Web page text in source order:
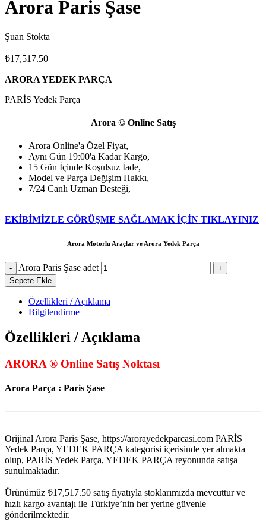
Arora Paris Şase
Şuan Stokta
₺17,517.50
ARORA YEDEK PARÇA
PARİS Yedek Parça
Arora © Online Satış
Arora Online'a Özel Fiyat,
Aynı Gün 19:00'a Kadar Kargo,
15 Gün İçinde Koşulsuz İade,
Model ve Parça Değişim Hakkı,
7/24 Canlı Uzman Desteği,
EKİBİMİZLE GÖRÜŞME SAĞLAMAK İÇİN TIKLAYINIZ
Arora Motorlu Araçlar ve Arora Yedek Parça
Arora Paris Şase adet
Sepete Ekle
Özellikleri / Açıklama
Bilgilendirme
Özellikleri / Açıklama
ARORA ® Online Satış Noktası
Arora Parça : Paris Şase
Orijinal Arora Paris Şase, https://arorayedekparcasi.com PARİS
Yedek Parça, YEDEK PARÇA kategorisi içerisinde yer almakta
olup, PARİS Yedek Parça, YEDEK PARÇA reyonunda satışa
sunulmaktadır.
Ürünümüz ₺17,517.50 satış fiyatıyla stoklarımızda mevcuttur ve
hızlı kargo avantajı ile Türkiye’nin her yerine güvenle
gönderilmektedir.